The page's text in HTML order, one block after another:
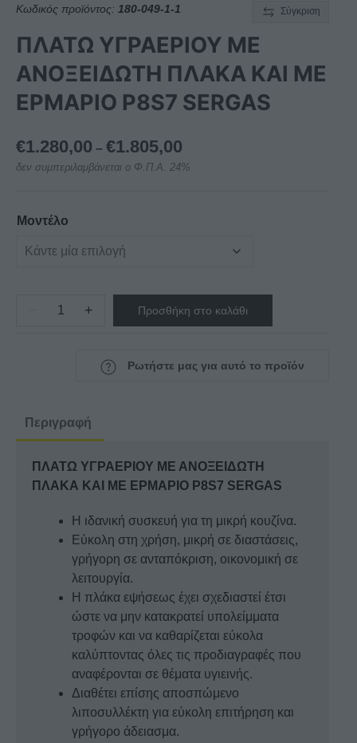
Κωδικός προϊόντος: 180-049-1-1 Σύγκριση
ΠΛΑΤΩ ΥΓΡΑΕΡΙΟΥ ΜΕ
ΑΝΟΞΕΙΔΩΤΗ ΠΛΑΚΑ ΚΑΙ ΜΕ
ΕΡΜΑΡΙΟ P8S7 SERGAS
€1.280,00 – €1.805,00
range:
δεν συμπεριλαμβάνεται ο Φ.Π.Α. 24%
Μοντέλο
ΠΛΑΤΩ
ΚΑΙ
P8S7
SERGAS
+ Προσθήκη στο καλάθι
Ρωτήστε μας για αυτό το προϊόν
Περιγραφή
ΠΛΑΤΩ ΥΓΡΑΕΡΙΟΥ ΜΕ ΑΝΟΞΕΙΔΩΤΗ
ΠΛΑΚΑ ΚΑΙ ΜΕ ΕΡΜΑΡΙΟ P8S7 SERGAS
Η ιδανική συσκευή για τη μικρή κουζίνα.
Εύκολη στη χρήση, μικρή σε διαστάσεις,
γρήγορη σε ανταπόκριση, οικονομική σε
λειτουργία.
Η πλάκα εψήσεως έχει σχεδιαστεί έτσι
ώστε να μην κατακρατεί υπολείμματα
τροφών και να καθαρίζεται εύκολα
καλύπτοντας όλες τις προδιαγραφές που
αναφέρονται σε θέματα υγιεινής.
Διαθέτει επίσης αποσπώμενο
λιποσυλλέκτη για εύκολη επιτήρηση και
γρήγορο άδειασμα.